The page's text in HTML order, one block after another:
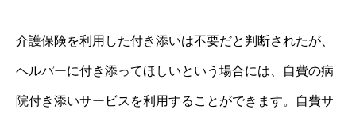
介護保険を利用した付き添いは不要だと判断されたが、
ヘルパーに付き添ってほしいという場合には、自費の病
院付き添いサービスを利用することができます。自費サ